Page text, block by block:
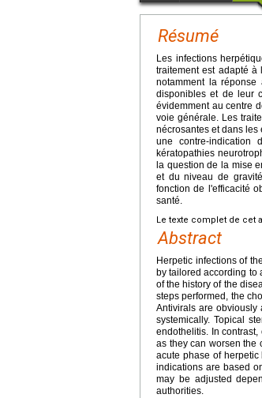
Résumé
Les infections
traitement est adapté
notamment la
disponibles et de leur
évidemment au centre
voie générale. Les
nécrosantes et dans les
une contre-indication
kératopathies
la question de la mise
et du niveau de
fonction de l'efficacité
santé.
Le texte complet de cet
Abstract
Herpetic infections of
by tailored according to
of the history of the
steps performed, the
Antivirals are obviously
systemically. Topical
endothelitis. In
as they can worsen the
acute phase of
indications are based
may be adjusted
authorities.